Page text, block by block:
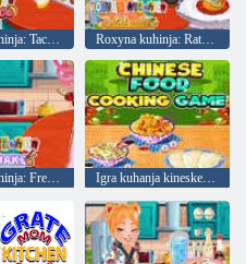
Roxyna kuhinja: Tacosi ponedjeljkom Roxyna kuhinja: Ratatouille
Roxyna kuhinja: Freakshake Igra kuhanja kineske hrane